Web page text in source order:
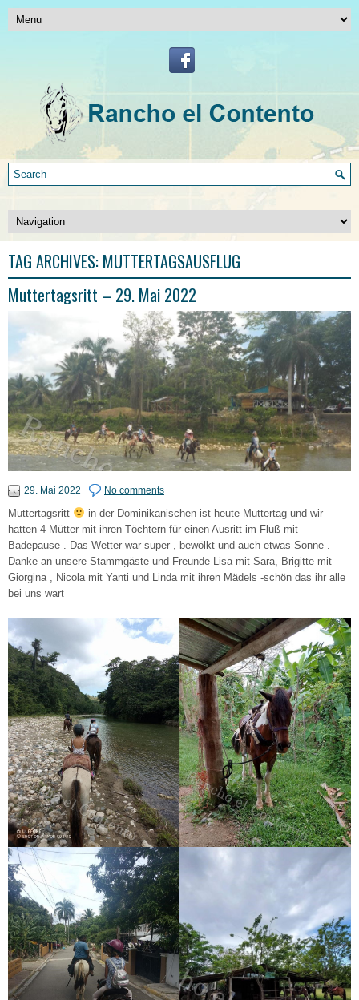
TAG ARCHIVES: MUTTERTAGSAUSFLUG
Muttertagsritt – 29. Mai 2022
29. Mai 2022 No comments
Muttertagsritt
in der Dominikanischen ist heute Muttertag und wir
hatten 4 Mütter mit ihren Töchtern für einen Ausritt im Fluß mit
Badepause . Das Wetter war super , bewölkt und auch etwas Sonne .
Danke an unsere Stammgäste und Freunde Lisa mit Sara, Brigitte mit
Giorgina , Nicola mit Yanti und Linda mit ihren Mädels -schön das ihr alle
bei uns wart